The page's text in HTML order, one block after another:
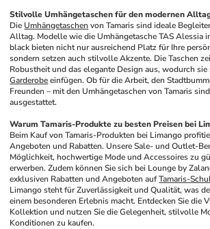
Stilvolle Umhängetaschen für den modernen
Die Umhängetaschen von Tamaris sind ideale
Alltag. Modelle wie die Umhängetasche TAS Alessia
black bieten nicht nur ausreichend Platz für Ihre
sondern setzen auch stilvolle Akzente. Die Taschen
Garderobe einfügen. Ob für die Arbeit, den
Freunden – mit den Umhängetaschen von Tamaris
ausgestattet.
Warum Tamaris-Produkte zu besten Preisen bei
Beim Kauf von Tamaris-Produkten bei Limango
Angeboten und Rabatten. Unsere Sale- und Outlet-
Möglichkeit, hochwertige Mode und Accessoires zu
erwerben. Zudem können Sie sich bei Lounge by
exklusiven Rabatten und Angeboten auf Tamaris-
Limango steht für Zuverlässigkeit und Qualität, was
einem besonderen Erlebnis macht. Entdecken Sie die
Kollektion und nutzen Sie die Gelegenheit, stilvolle
Konditionen zu kaufen.